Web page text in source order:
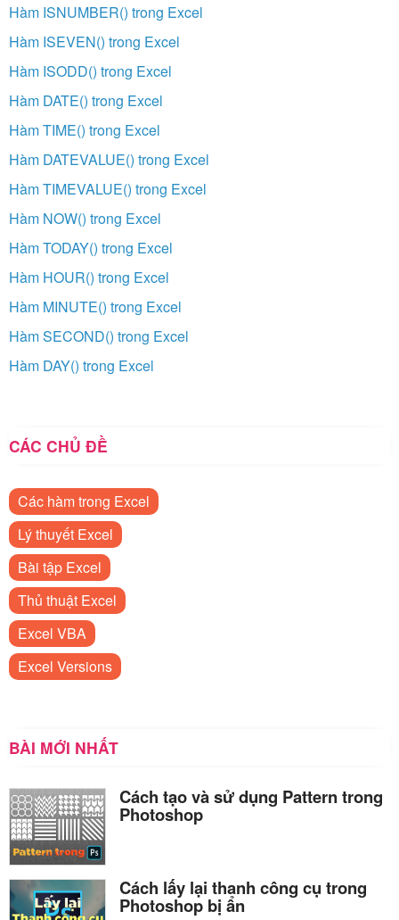
Hàm ISNUMBER() trong Excel
Hàm ISEVEN() trong Excel
Hàm ISODD() trong Excel
Hàm DATE() trong Excel
Hàm TIME() trong Excel
Hàm DATEVALUE() trong Excel
Hàm TIMEVALUE() trong Excel
Hàm NOW() trong Excel
Hàm TODAY() trong Excel
Hàm HOUR() trong Excel
Hàm MINUTE() trong Excel
Hàm SECOND() trong Excel
Hàm DAY() trong Excel
CÁC CHỦ ĐỀ
Các hàm trong Excel
Lý thuyết Excel
Bài tập Excel
Thủ thuật Excel
Excel VBA
Excel Versions
BÀI MỚI NHẤT
Cách tạo và sử dụng Pattern trong
Photoshop
Cách lấy lại thanh công cụ trong
Photoshop bị ẩn